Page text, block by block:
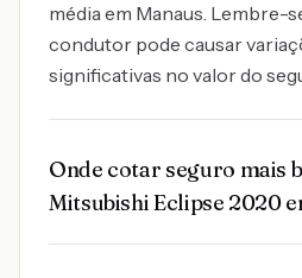
média em Manaus. Lembre-
condutor pode causar
significativas no valor do
Onde cotar seguro mais
Mitsubishi Eclipse 2020